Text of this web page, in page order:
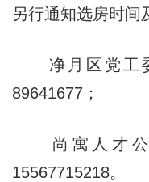
另行通知选房时间
净月区党工委
89641677；
尚寓人才公
15567715218。